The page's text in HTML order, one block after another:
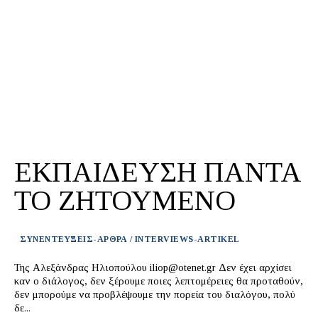
ΕΚΠΑΙΔΕΥΣΗ ΠΑΝΤΑ
ΤΟ ΖΗΤΟΥΜΕΝΟ
ΣΥΝΕΝΤΕΥΞΕΙΣ-ΑΡΘΡΑ / INTERVIEWS-ARTIKEL
Της Αλεξάνδρας Ηλιοπούλου iliop@otenet.gr Δεν έχει αρχίσει
καν ο διάλογος, δεν ξέρουμε ποιες λεπτομέρειες θα προταθούν,
δεν μπορούμε να προβλέψουμε την πορεία του διαλόγου, πολύ
δε...